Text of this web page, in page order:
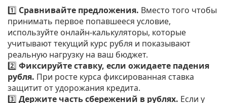
1️⃣ Сравнивайте предложения. Вместо того чтобы
принимать первое попавшееся условие,
используйте онлайн‑калькуляторы, которые
учитывают текущий курс рубля и показывают
реальную нагрузку на ваш бюджет.
2️⃣ Фиксируйте ставку, если ожидаете падения
рубля. При росте курса фиксированная ставка
защитит от удорожания кредита.
3️⃣ Держите часть сбережений в рублях. Если у